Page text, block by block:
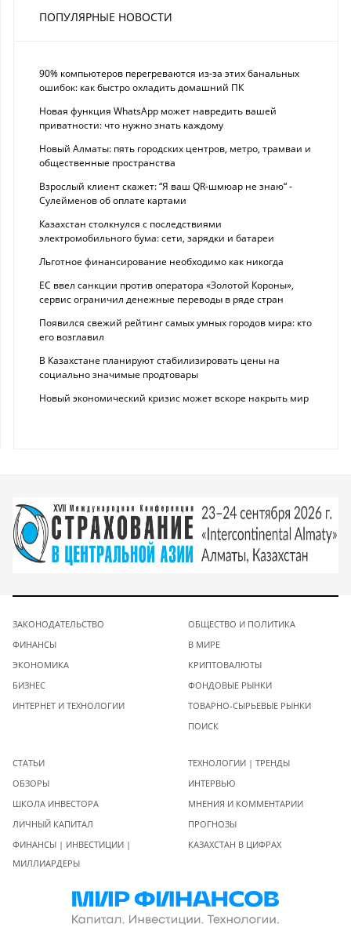
ПОПУЛЯРНЫЕ НОВОСТИ
90% компьютеров перегреваются из-за этих банальных
ошибок: как быстро охладить домашний ПК
Новая функция WhatsApp может навредить вашей
приватности: что нужно знать каждому
Новый Алматы: пять городских центров, метро, трамваи и
общественные пространства
Взрослый клиент скажет: “Я ваш QR-шмюар не знаю“ -
Сулейменов об оплате картами
Казахстан столкнулся с последствиями
электромобильного бума: сети, зарядки и батареи
Льготное финансирование необходимо как никогда
ЕС ввел санкции против оператора «Золотой Короны»,
сервис ограничил денежные переводы в ряде стран
Появился свежий рейтинг самых умных городов мира: кто
его возглавил
В Казахстане планируют стабилизировать цены на
социально значимые продтовары
Новый экономический кризис может вскоре накрыть мир
ЗАКОНОДАТЕЛЬСТВО
ФИНАНСЫ
ЭКОНОМИКА
БИЗНЕС
ИНТЕРНЕТ И ТЕХНОЛОГИИ
ОБЩЕСТВО И ПОЛИТИКА
В МИРЕ
КРИПТОВАЛЮТЫ
ФОНДОВЫЕ РЫНКИ
ТОВАРНО-СЫРЬЕВЫЕ РЫНКИ
ПОИСК
СТАТЬИ
ОБЗОРЫ
ШКОЛА ИНВЕСТОРА
ЛИЧНЫЙ КАПИТАЛ
ФИНАНСЫ | ИНВЕСТИЦИИ |
МИЛЛИАРДЕРЫ
ТЕХНОЛОГИИ | ТРЕНДЫ
ИНТЕРВЬЮ
МНЕНИЯ И КОММЕНТАРИИ
ПРОГНОЗЫ
КАЗАХСТАН В ЦИФРАХ